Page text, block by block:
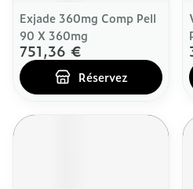
Exjade 360mg Comp Pell
90 X 360mg
751,36 €
Réservez